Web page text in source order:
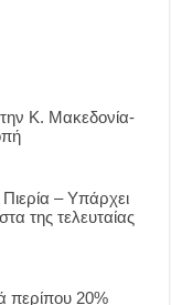
Κ. Μακεδονία-
– Υπάρχει
της τελευταίας
περίπου 20%